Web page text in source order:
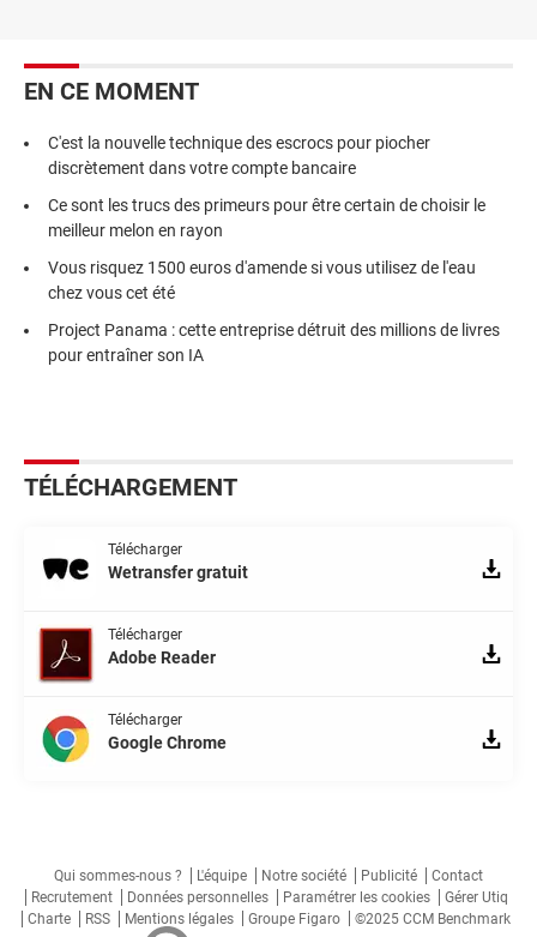
EN CE MOMENT
C'est la nouvelle technique des escrocs pour piocher
discrètement dans votre compte bancaire
Ce sont les trucs des primeurs pour être certain de choisir le
meilleur melon en rayon
Vous risquez 1500 euros d'amende si vous utilisez de l'eau
chez vous cet été
Project Panama : cette entreprise détruit des millions de livres
pour entraîner son IA
TÉLÉCHARGEMENT
Télécharger
Wetransfer gratuit
Télécharger
Adobe Reader
Télécharger
Google Chrome
Qui sommes-nous ? L'équipe Notre société Publicité
Contact
Recrutement
Données personnelles Paramétrer les cookies
Gérer Utiq
Charte
RSS Mentions légales Groupe Figaro ©2025 CCM Benchmark